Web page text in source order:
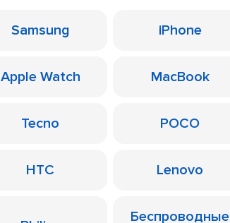
Samsung iPhone
Apple Watch MacBook
Tecno POCO
HTC Lenovo
Беспроводные